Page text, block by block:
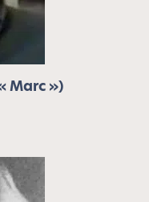
Marc »)